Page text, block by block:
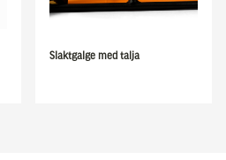
Slaktgalge med talja